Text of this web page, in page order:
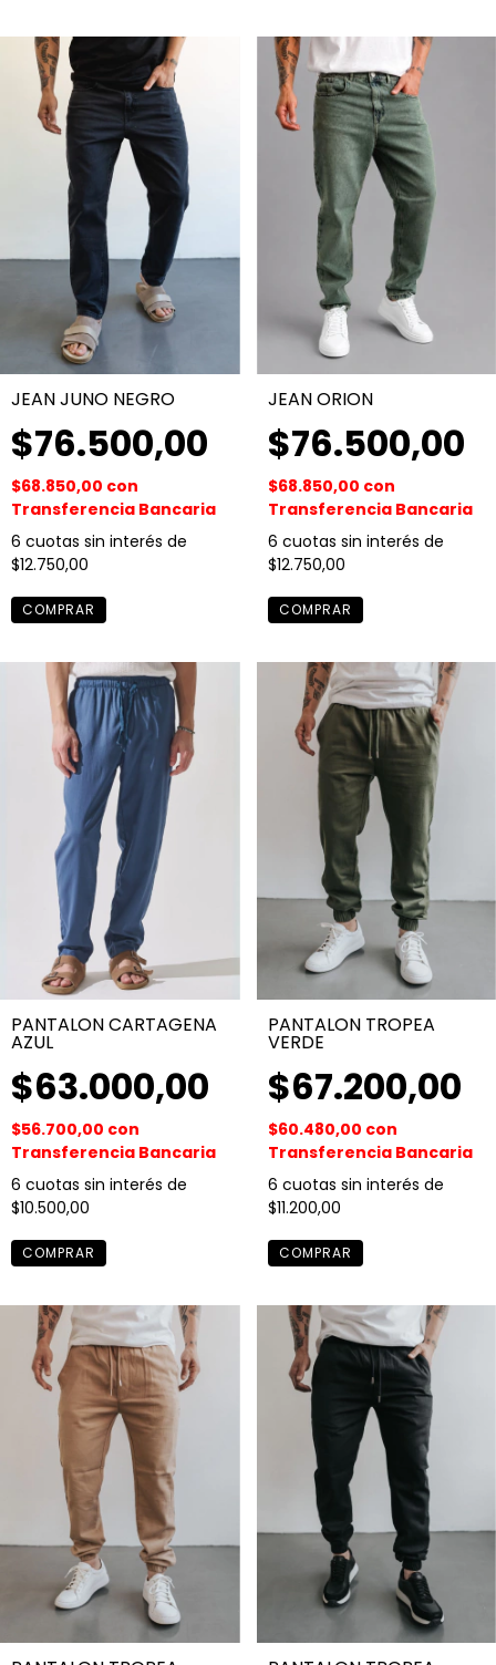
JEAN JUNO NEGRO
$76.500,00
$68.850,00 con
Transferencia Bancaria
6 cuotas sin interés de
$12.750,00
COMPRAR
JEAN ORION
$76.500,00
$68.850,00 con
Transferencia Bancaria
6 cuotas sin interés de
$12.750,00
COMPRAR
PANTALON CARTAGENA
AZUL
$63.000,00
$56.700,00 con
Transferencia Bancaria
6 cuotas sin interés de
$10.500,00
COMPRAR
PANTALON TROPEA
VERDE
$67.200,00
$60.480,00 con
Transferencia Bancaria
6 cuotas sin interés de
$11.200,00
COMPRAR